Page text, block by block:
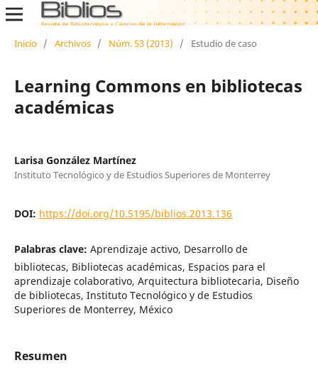
Inicio / Archivos / Núm. 53 (2013) / Estudio de caso
Learning Commons en bibliotecas
académicas
Larisa González Martínez
Instituto Tecnológico y de Estudios Superiores de Monterrey
DOI: https://doi.org/10.5195/biblios.2013.136
Palabras clave: Aprendizaje activo, Desarrollo de
bibliotecas, Bibliotecas académicas, Espacios para el
aprendizaje colaborativo, Arquitectura bibliotecaria, Diseño
de bibliotecas, Instituto Tecnológico y de Estudios
Superiores de Monterrey, México
Resumen